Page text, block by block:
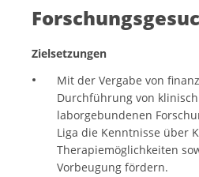
Zielsetzungen
Mit der Vergabe von
Durchführung von
laborgebundenen
Liga die Kenntnisse über
Therapiemöglichkeiten
Vorbeugung fördern.